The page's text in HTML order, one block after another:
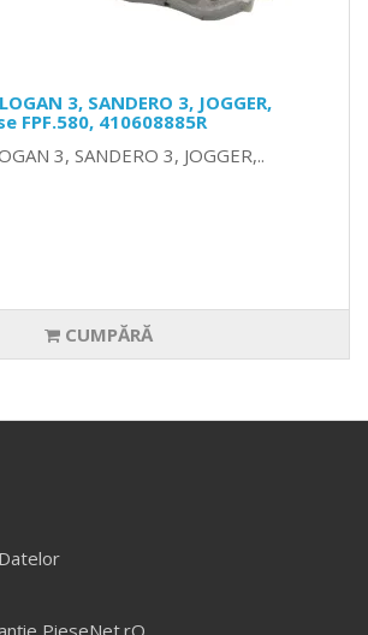
3, SANDERO 3, JOGGER,
FPF.580, 410608885R
3, SANDERO 3, JOGGER,..
CUMPĂRĂ